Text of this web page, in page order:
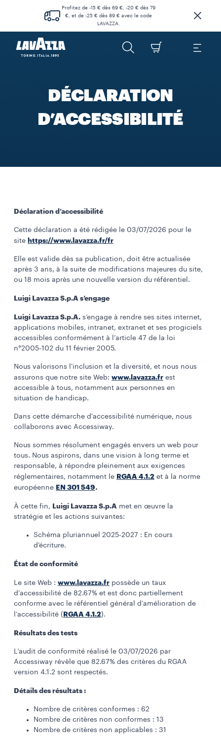
Profitez de -15 € dès 69 €, -20 € dès 79
€, et de -25 € dès 89 € avec le code
LAVAZZA.
DÉCLARATION
D’ACCESSIBILITÉ
Déclaration d’accessibilité
Cette déclaration a été rédigée le 03/07/2026 pour le
site https://www.lavazza.fr/fr
Elle est valide dès sa publication, doit être actualisée
après 3 ans, à la suite de modifications majeures du site,
ou 18 mois après une nouvelle version du référentiel.
Luigi Lavazza S.p.A s’engage
Luigi Lavazza S.p.A. s’engage à rendre ses sites internet,
applications mobiles, intranet, extranet et ses progiciels
accessibles conformément à l’article 47 de la loi
n°2005-102 du 11 février 2005.
Nous valorisons l'inclusion et la diversité, et nous nous
assurons que notre site Web: www.lavazza.fr est
accessible à tous, notamment aux personnes en
situation de handicap.
Dans cette démarche d'accessibilité numérique, nous
collaborons avec Accessiway.
Nous sommes résolument engagés envers un web pour
tous. Nous aspirons, dans une vision à long terme et
responsable, à répondre pleinement aux exigences
réglementaires, notamment le RGAA 4.1.2 et à la norme
européenne EN 301 549.
À cette fin, Luigi Lavazza S.p.A met en œuvre la
stratégie et les actions suivantes:
Schéma pluriannuel 2025-2027 : En cours
d’écriture.
État de conformité
Le site Web : www.lavazza.fr possède un taux
d’accessibilité de 82.67% et est donc partiellement
conforme avec le référentiel général d’amélioration de
l’accessibilité ( RGAA 4.1.2).
Résultats des tests
L’audit de conformité réalisé le 03/07/2026 par
Accessiway révèle que 82.67% des critères du RGAA
version 4.1.2 sont respectés.
Détails des résultats :
Nombre de critères conformes : 62
Nombre de critères non conformes : 13
Nombre de critères non applicables : 31